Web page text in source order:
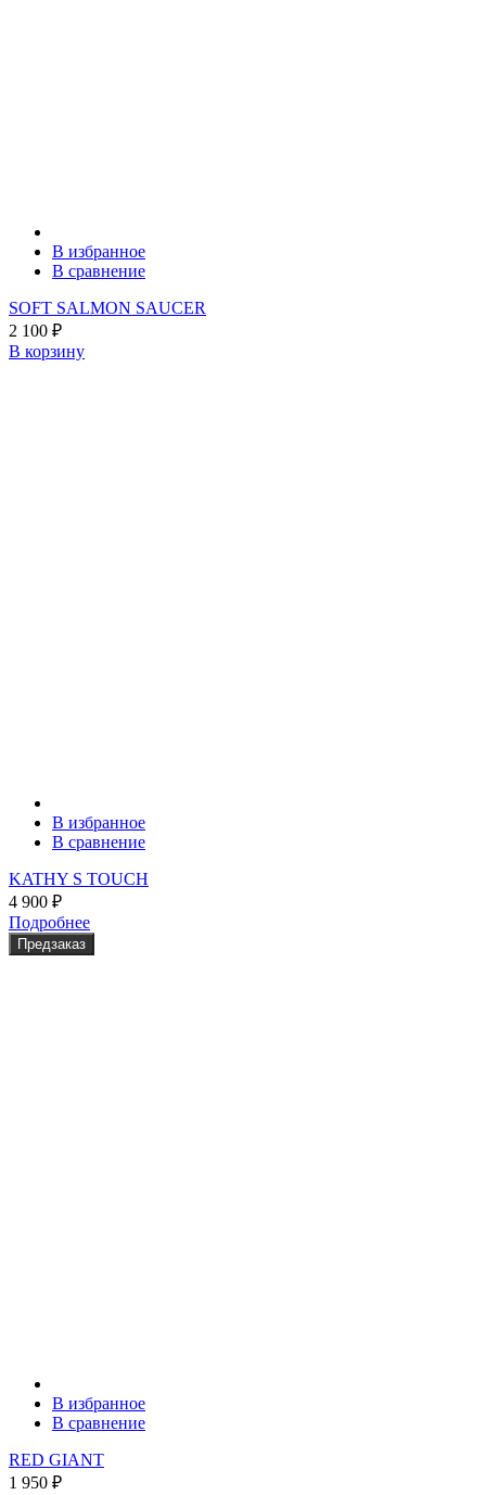
В избранное
В сравнение
SOFT SALMON SAUCER
2 100 ₽
В корзину
В избранное
В сравнение
KATHY S TOUCH
4 900 ₽
Подробнее
Предзаказ
В избранное
В сравнение
RED GIANT
1 950 ₽